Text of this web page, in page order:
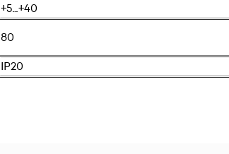
+5…+40
80
IP20